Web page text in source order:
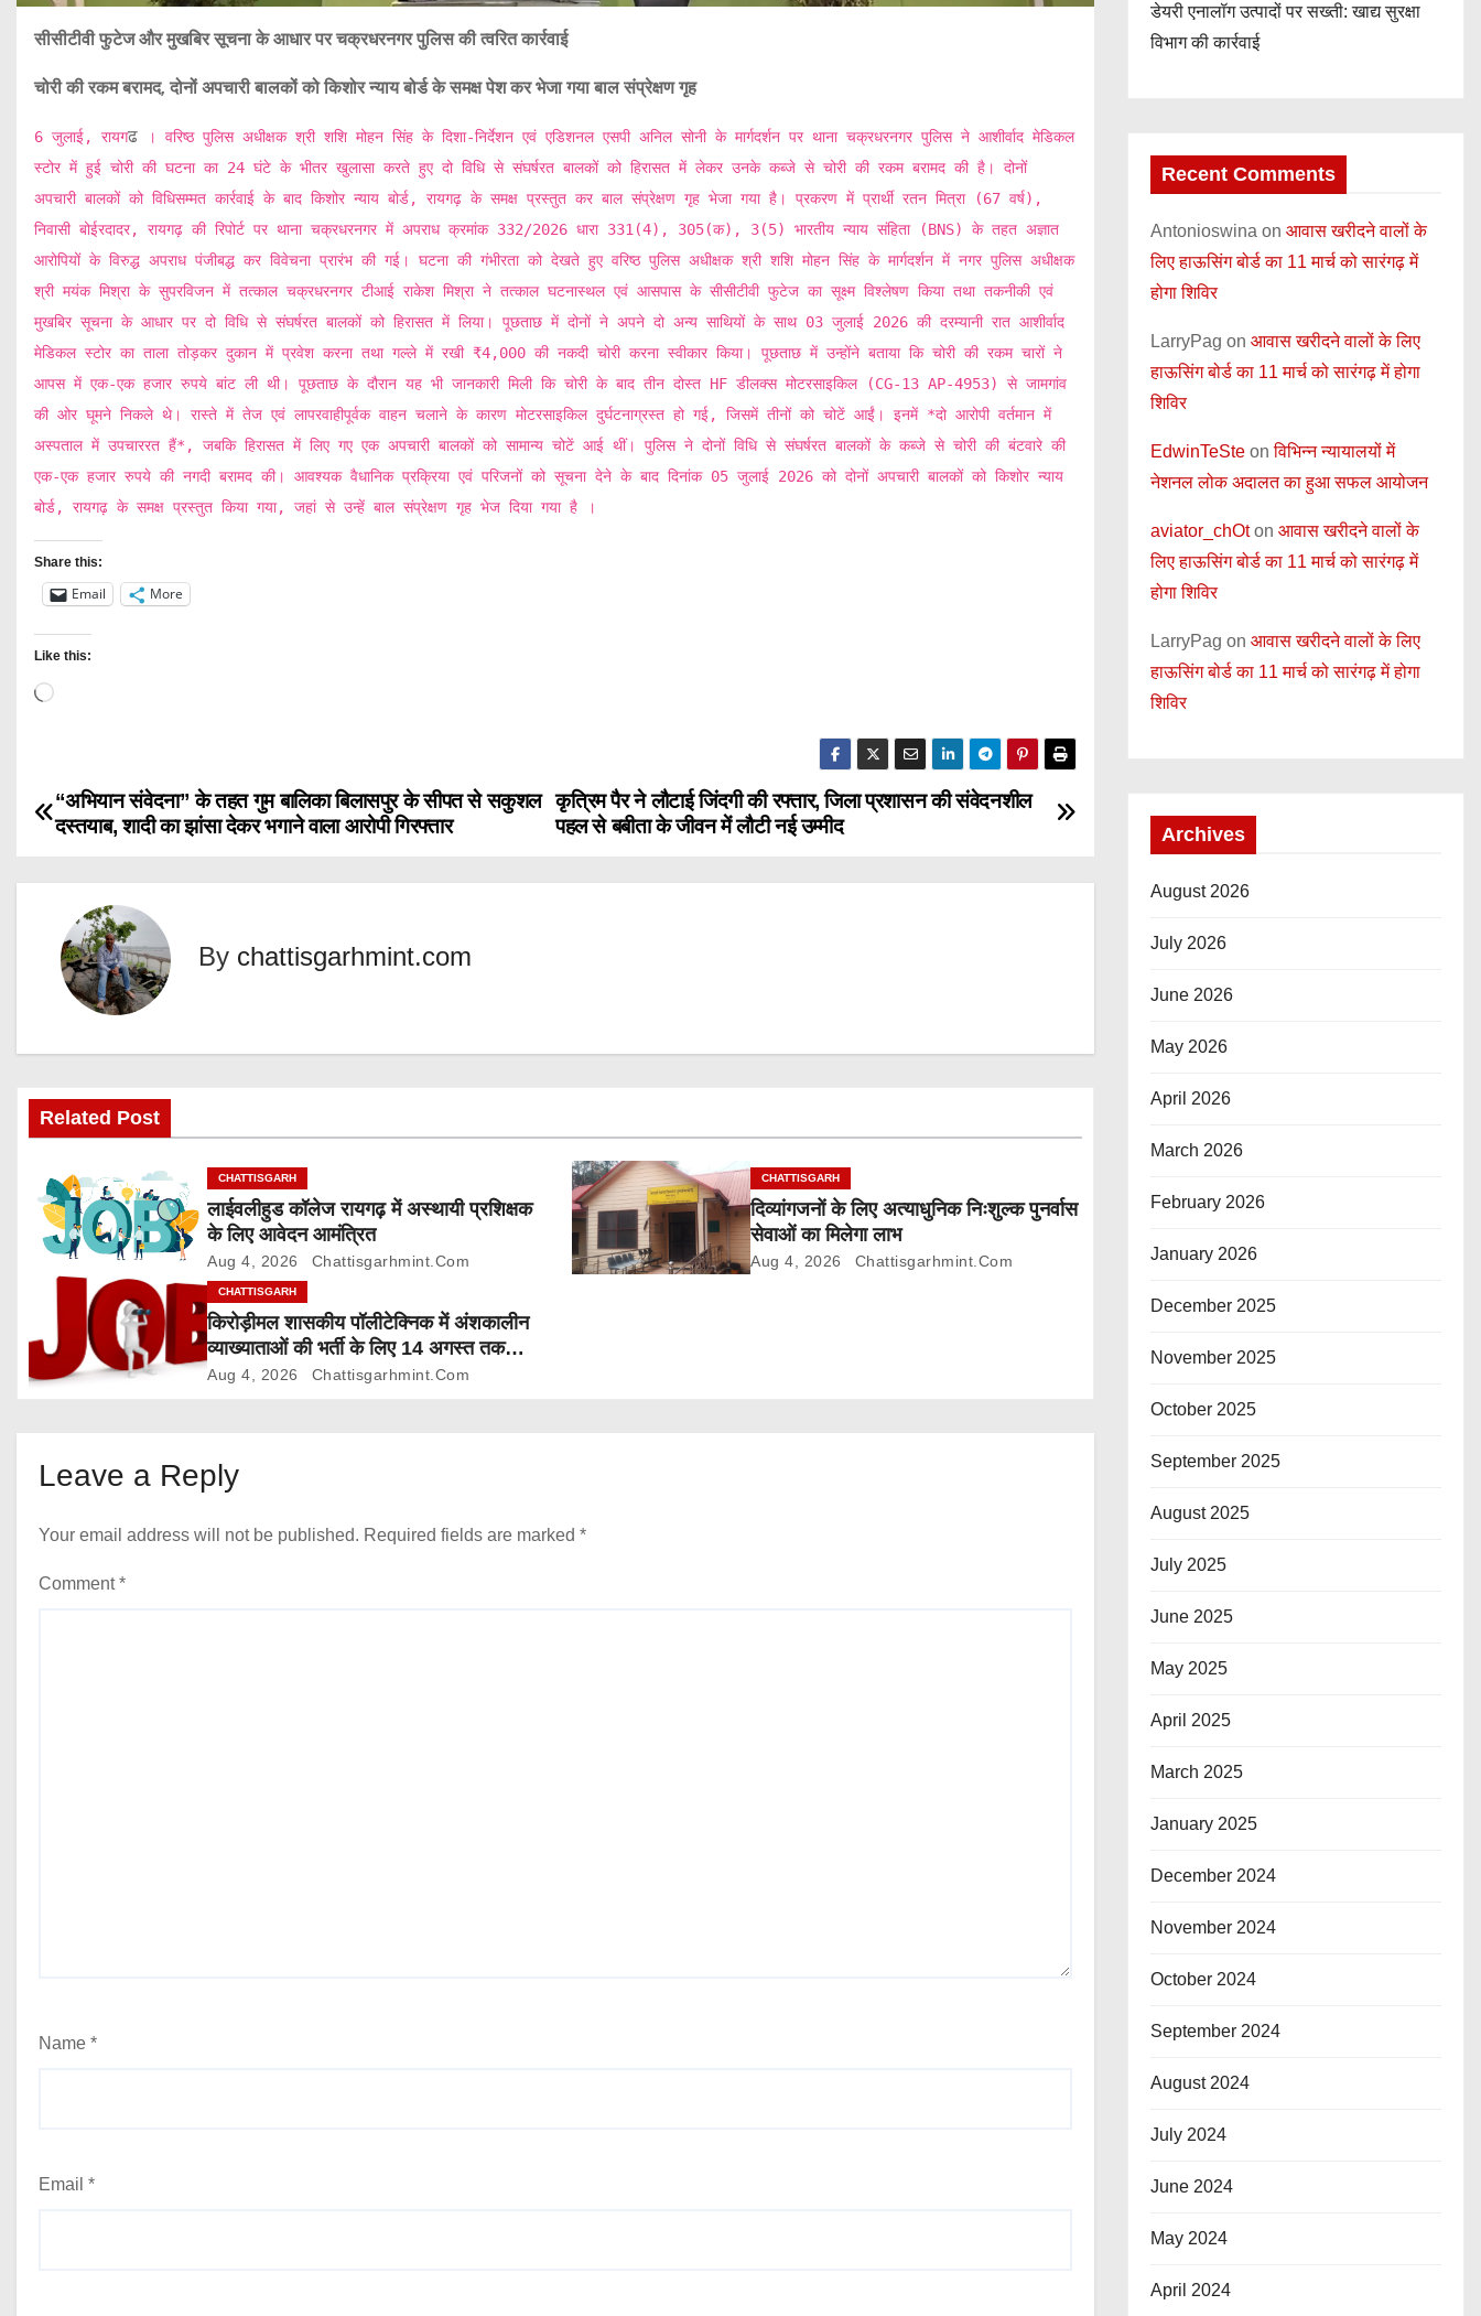
सीसीटीवी फुटेज और मुखबिर सूचना के आधार पर चक्रधरनगर पुलिस की त्वरित कार्रवाई
चोरी की रकम बरामद,दोनों अपचारी बालकों को किशोर न्याय बोर्ड के समक्ष पेश कर भेजा गया बाल संप्रेक्षण गृह
6 जुलाई, रायगढ । वरिष्ठ पुलिस अधीक्षक श्री शशि मोहन सिंह के दिशा-निर्देशन एवं एडिशनल एसपी अनिल सोनी के मार्गदर्शन पर थाना चक्रधरनगर पुलिस ने आशीर्वाद मेडिकल
स्टोर में हुई चोरी की घटना का 24 घंटे के भीतर खुलासा करते हुए दो विधि से संघर्षरत बालकों को हिरासत में लेकर उनके कब्जे से चोरी की रकम बरामद की है। दोनों
अपचारी बालकों को विधिसम्मत कार्रवाई के बाद किशोर न्याय बोर्ड, रायगढ़ के समक्ष प्रस्तुत कर बाल संप्रेक्षण गृह भेजा गया है। प्रकरण में प्रार्थी रतन मित्रा (67 वर्ष),
निवासी बोईरदादर, रायगढ़ की रिपोर्ट पर थाना चक्रधरनगर में अपराध क्रमांक 332/2026 धारा 331(4), 305(क), 3(5) भारतीय न्याय संहिता (BNS) के तहत अज्ञात
आरोपियों के विरुद्ध अपराध पंजीबद्ध कर विवेचना प्रारंभ की गई। घटना की गंभीरता को देखते हुए वरिष्ठ पुलिस अधीक्षक श्री शशि मोहन सिंह के मार्गदर्शन में नगर पुलिस अधीक्षक
श्री मयंक मिश्रा के सुपरविजन में तत्काल चक्रधरनगर टीआई राकेश मिश्रा ने तत्काल घटनास्थल एवं आसपास के सीसीटीवी फुटेज का सूक्ष्म विश्लेषण किया तथा तकनीकी एवं
मुखबिर सूचना के आधार पर दो विधि से संघर्षरत बालकों को हिरासत में लिया। पूछताछ में दोनों ने अपने दो अन्य साथियों के साथ 03 जुलाई 2026 की दरम्यानी रात आशीर्वाद
मेडिकल स्टोर का ताला तोड़कर दुकान में प्रवेश करना तथा गल्ले में रखी ₹4,000 की नकदी चोरी करना स्वीकार किया। पूछताछ में उन्होंने बताया कि चोरी की रकम चारों ने
आपस में एक-एक हजार रुपये बांट ली थी। पूछताछ के दौरान यह भी जानकारी मिली कि चोरी के बाद तीन दोस्त HF डीलक्स मोटरसाइकिल (CG-13 AP-4953) से जामगांव
की ओर घूमने निकले थे। रास्ते में तेज एवं लापरवाहीपूर्वक वाहन चलाने के कारण मोटरसाइकिल दुर्घटनाग्रस्त हो गई, जिसमें तीनों को चोटें आईं। इनमें *दो आरोपी वर्तमान में
अस्पताल में उपचाररत हैं*, जबकि हिरासत में लिए गए एक अपचारी बालकों को सामान्य चोटें आई थीं। पुलिस ने दोनों विधि से संघर्षरत बालकों के कब्जे से चोरी की बंटवारे की
एक-एक हजार रुपये की नगदी बरामद की। आवश्यक वैधानिक प्रक्रिया एवं परिजनों को सूचना देने के बाद दिनांक 05 जुलाई 2026 को दोनों अपचारी बालकों को किशोर न्याय
बोर्ड, रायगढ़ के समक्ष प्रस्तुत किया गया, जहां से उन्हें बाल संप्रेक्षण गृह भेज दिया गया है ।
Share this:
Email More
Like this:
L
P
i
g
a
o
कृत्रिम पैर ने लौटाई जिंदगी की रफ्तार, जिला प्रशासन की संवेदनशील
पहल से बबीता के जीवन में लौटी नई उम्मीद
“अभियान संवेदना” के तहत गुम बालिका बिलासपुर के सीपत से सकुशल
दस्तयाब, शादी का झांसा देकर भगाने वाला आरोपी गिरफ्तार
By chattisgarhmint.com
Related Post
CHATTISGARH
लाईवलीहुड कॉलेज रायगढ़ में अस्थायी प्रशिक्षक
के लिए आवेदन आमंत्रित
Aug 4, 2026 Chattisgarhmint.com
CHATTISGARH
दिव्यांगजनों के लिए अत्याधुनिक निःशुल्क पुनर्वास
सेवाओं का मिलेगा लाभ
Aug 4, 2026 Chattisgarhmint.com
CHATTISGARH
किरोड़ीमल शासकीय पॉलीटेक्निक में अंशकालीन
व्याख्याताओं की भर्ती के लिए 14 अगस्त तक
आवेदन आमंत्रित
Aug 4, 2026 Chattisgarhmint.com
Leave a Reply
Your email address will not be published. Required fields are marked *
Comment*
Name *
Email *
डेयरी एनालॉग उत्पादों पर सख्ती: खाद्य सुरक्षा
विभाग की कार्रवाई
Recent Comments
Antonioswina on आवास खरीदने वालों के
लिए हाऊसिंग बोर्ड का 11 मार्च को सारंगढ़ में
होगा शिविर
LarryPag on आवास खरीदने वालों के लिए
हाऊसिंग बोर्ड का 11 मार्च को सारंगढ़ में होगा
शिविर
EdwinTeSte onविभिन्न न्यायालयों में
नेशनल लोक अदालत का हुआ सफल आयोजन
aviator_chOton आवास खरीदने वालों के
लिए हाऊसिंग बोर्ड का 11 मार्च को सारंगढ़ में
होगा शिविर
LarryPag on आवास खरीदने वालों के लिए
हाऊसिंग बोर्ड का 11 मार्च को सारंगढ़ में होगा
शिविर
Archives
August 2026
July 2026
June 2026
May 2026
April 2026
March 2026
February 2026
January 2026
December 2025
November 2025
October 2025
September 2025
August 2025
July 2025
June 2025
May 2025
April 2025
March 2025
January 2025
December 2024
November 2024
October 2024
September 2024
August 2024
July 2024
June 2024
May 2024
April 2024